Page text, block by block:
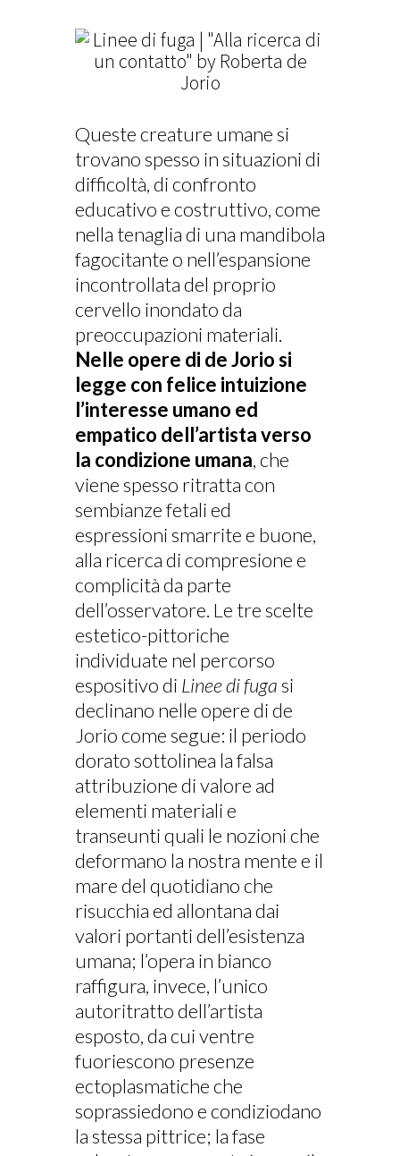
Queste creature umane si
trovano spesso in situazioni di
difficoltà, di confronto
educativo e costruttivo, come
nella tenaglia di una mandibola
fagocitante o nell’espansione
incontrollata del proprio
cervello inondato da
preoccupazioni materiali.
Nelle opere di de Jorio si
legge con felice intuizione
l’interesse umano ed
empatico dell’artista verso
la condizione umana, che
viene spesso ritratta con
sembianze fetali ed
espressioni smarrite e buone,
alla ricerca di compresione e
complicità da parte
dell’osservatore. Le tre scelte
estetico-pittoriche
individuate nel percorso
espositivo di Linee di fugasi
declinano nelle opere di de
Jorio come segue: il periodo
dorato sottolinea la falsa
attribuzione di valore ad
elementi materiali e
transeunti quali le nozioni che
deformano la nostra mente e il
mare del quotidiano che
risucchia ed allontana dai
valori portanti dell’esistenza
umana; l’opera in bianco
raffigura, invece, l’unico
autoritratto dell’artista
esposto, da cui ventre
fuoriescono presenze
ectoplasmatiche che
soprassiedono e condiziodano
la stessa pittrice; la fase